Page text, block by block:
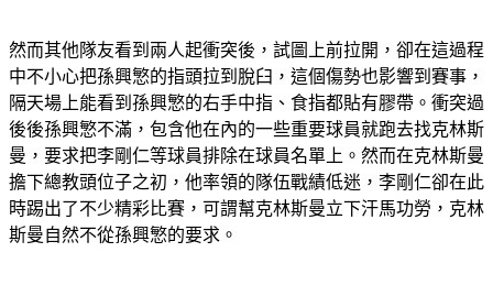
中不小心把孫興慜的指頭拉到脫臼，這個傷勢也影響到賽事，
隔天場上能看到孫興慜的右手中指、食指都貼有膠帶。衝突過
後後孫興慜不滿，包含他在內的一些重要球員就跑去找克林斯
曼，要求把李剛仁等球員排除在球員名單上。然而在克林斯曼
擔下總教頭位子之初，他率領的隊伍戰績低迷，李剛仁卻在此
時踢出了不少精彩比賽，可謂幫克林斯曼立下汗馬功勞，克林
斯曼自然不從孫興慜的要求。